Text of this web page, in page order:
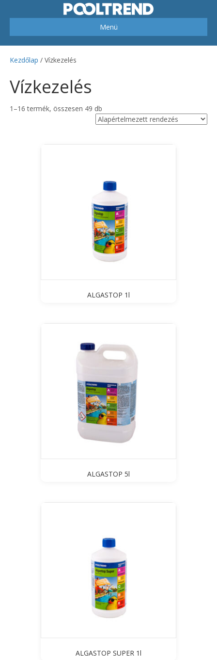
Menü
Kezdőlap / Vízkezelés
Vízkezelés
1–16 termék, összesen 49 db
ALGASTOP 1l
ALGASTOP 5l
ALGASTOP SUPER 1l